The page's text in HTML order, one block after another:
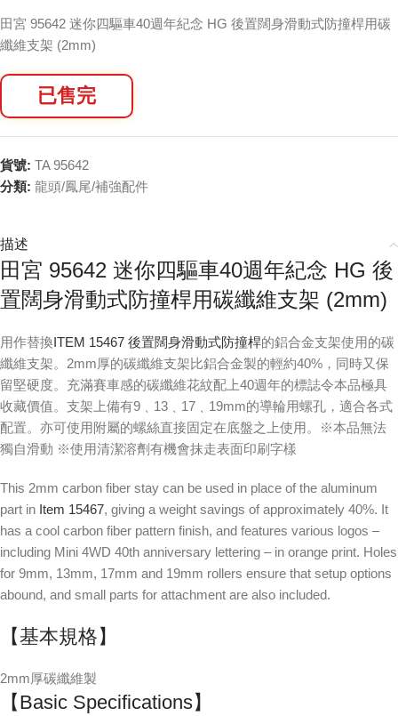
田宮 95642 迷你四驅車40週年紀念 HG 後置闊身滑動式防撞桿用碳
纖維支架 (2mm)
已售完
貨號: TA 95642
分類: 龍頭/鳳尾/補強配件
描述
田宮 95642 迷你四驅車40週年紀念 HG 後
置闊身滑動式防撞桿用碳纖維支架 (2mm)
用作替換ITEM 15467 後置闊身滑動式防撞桿的鋁合金支架使用的碳
纖維支架。2mm厚的碳纖維支架比鋁合金製的輕約40%，同時又保
留堅硬度。充滿賽車感的碳纖維花紋配上40週年的標誌令本品極具
收藏價值。支架上備有9﹑13﹑17﹑19mm的導輪用螺孔，適合各式
配置。亦可使用附屬的螺絲直接固定在底盤之上使用。※本品無法
獨自滑動 ※使用清潔溶劑有機會抹走表面印刷字樣
This 2mm carbon fiber stay can be used in place of the aluminum
part in Item 15467, giving a weight savings of approximately 40%. It
has a cool carbon fiber pattern finish, and features various logos –
including Mini 4WD 40th anniversary lettering – in orange print. Holes
for 9mm, 13mm, 17mm and 19mm rollers ensure that setup options
abound, and small parts for attachment are also included.
【基本規格】
2mm厚碳纖維製
【Basic Specifications】